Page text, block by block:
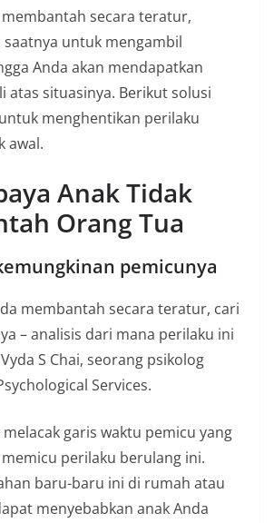
membantah secara teratur,
untuk mengambil
Anda akan mendapatkan
atas situasinya. Berikut solusi
menghentikan perilaku
awal.
Anak Tidak
Orang Tua
pemicunya
membantah secara teratur, cari
– analisis dari mana perilaku ini
S Chai, seorang psikolog
Services.
garis waktu pemicu yang
perilaku berulang ini.
baru-baru ini di rumah atau
menyebabkan anak Anda